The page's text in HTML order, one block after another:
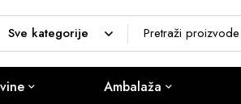
Ambalaža